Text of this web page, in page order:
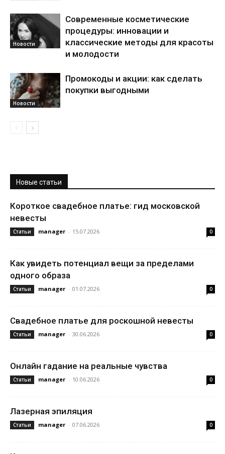
Новости
Современные косметические
процедуры: инновации и
классические методы для красоты
и молодости
Новости
Промокоды и акции: как сделать
покупки выгодными
Новые статьи
Короткое свадебное платье: гид московской
невесты
Статьи manager - 15.07.2026 0
Как увидеть потенциал вещи за пределами
одного образа
Статьи manager - 01.07.2026 0
Свадебное платье для роскошной невесты
Статьи manager - 30.06.2026 0
Онлайн гадание на реальные чувства
Статьи manager - 10.06.2026 0
Лазерная эпиляция
Статьи manager - 07.06.2026 0